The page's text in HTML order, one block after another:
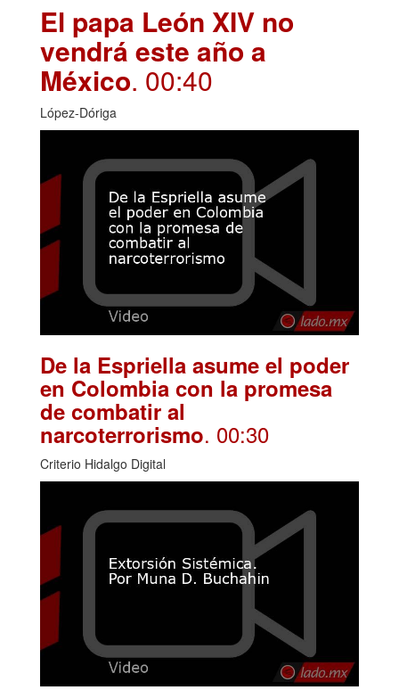
El papa León XIV no
vendrá este año a
México. 00:40
López-Dóriga
De la Espriella asume el poder
en Colombia con la promesa
de combatir al
narcoterrorismo. 00:30
Criterio Hidalgo Digital